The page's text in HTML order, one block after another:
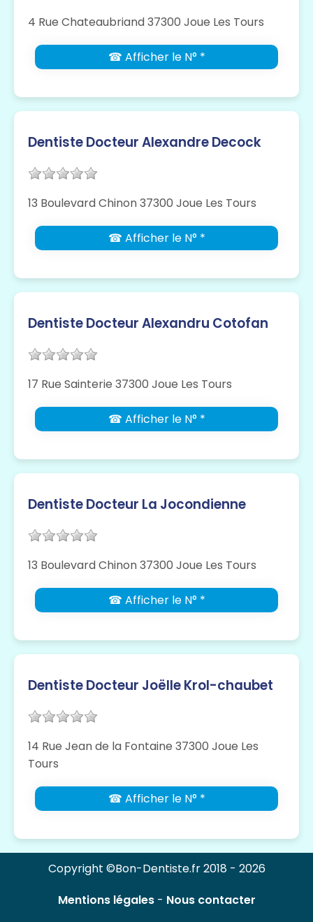
4 Rue Chateaubriand 37300 Joue Les Tours
☎ Afficher le N° *
Dentiste Docteur Alexandre Decock
13 Boulevard Chinon 37300 Joue Les Tours
☎ Afficher le N° *
Dentiste Docteur Alexandru Cotofan
17 Rue Sainterie 37300 Joue Les Tours
☎ Afficher le N° *
Dentiste Docteur La Jocondienne
13 Boulevard Chinon 37300 Joue Les Tours
☎ Afficher le N° *
Dentiste Docteur Joëlle Krol-chaubet
14 Rue Jean de la Fontaine 37300 Joue Les
Tours
☎ Afficher le N° *
Copyright ©Bon-Dentiste.fr 2018 - 2026
Mentions légales- Nous contacter